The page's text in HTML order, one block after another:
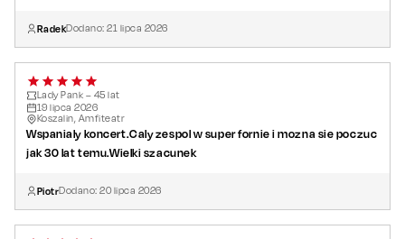
RadekDodano:21 lipca 2026
Lady Pank – 45 lat
19 lipca 2026
Koszalin, Amfiteatr
Wspanialy koncert.Caly zespol w super fornie i mozna sie poczuc
jak 30 lat temu.Wielki szacunek
PiotrDodano:20 lipca 2026